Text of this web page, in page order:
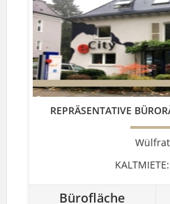
REPRÄSENTATIVE
KALTMIETE:
Bürofläche